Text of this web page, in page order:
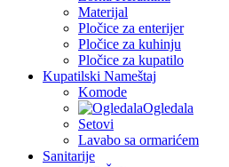
Materijal
Pločice za enterijer
Pločice za kuhinju
Pločice za kupatilo
Kupatilski Nameštaj
Komode
Ogledala
Setovi
Lavabo sa ormarićem
Sanitarije